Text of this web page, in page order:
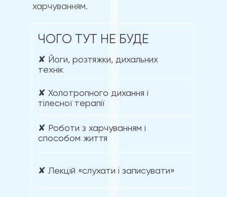
харчуванням.
ЧОГО ТУТ НЕ БУДЕ
✘ Лекцій «слухати і записувати»
✘ Роботи з харчуванням і
способом життя
✘ Холотропного дихання і
тілесної терапії
✘ Йоги, розтяжки, дихальних
технік